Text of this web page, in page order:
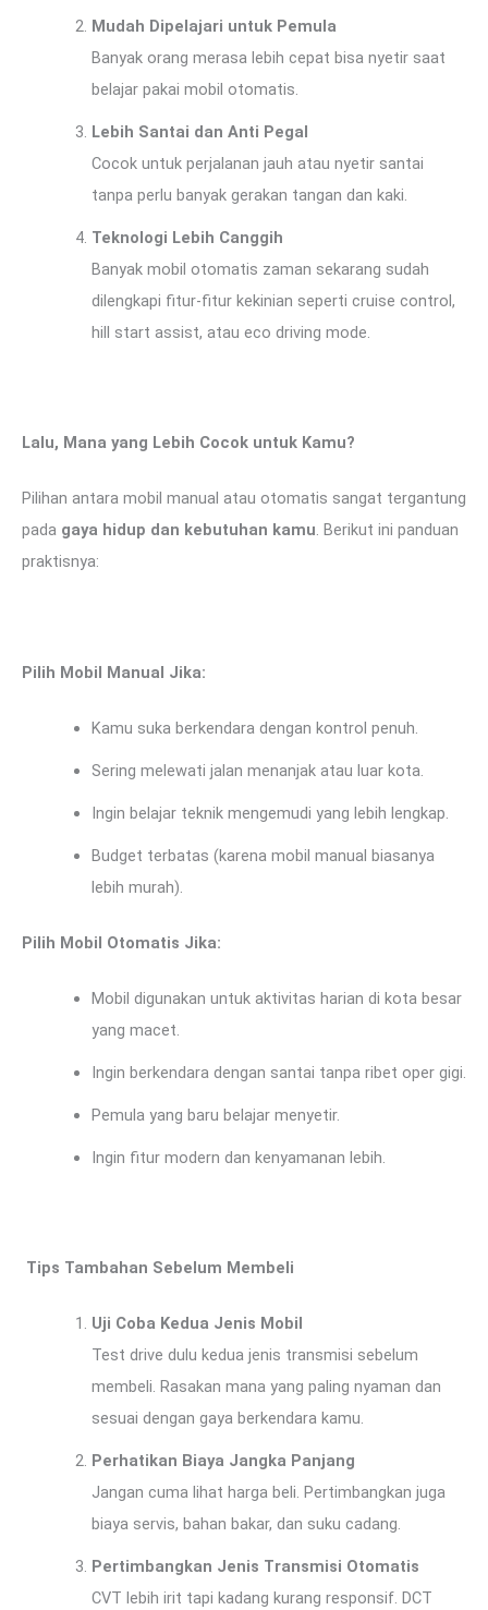
Mudah Dipelajari untuk Pemula
Banyak orang merasa lebih cepat bisa nyetir saat
belajar pakai mobil otomatis.
Lebih Santai dan Anti Pegal
Cocok untuk perjalanan jauh atau nyetir santai
tanpa perlu banyak gerakan tangan dan kaki.
Teknologi Lebih Canggih
Banyak mobil otomatis zaman sekarang sudah
dilengkapi fitur-fitur kekinian seperti cruise control,
hill start assist, atau eco driving mode.
Lalu, Mana yang Lebih Cocok untuk Kamu?
Pilihan antara mobil manual atau otomatis sangat tergantung
pada gaya hidup dan kebutuhan kamu. Berikut ini panduan
praktisnya:
Pilih Mobil Manual Jika:
Kamu suka berkendara dengan kontrol penuh.
Sering melewati jalan menanjak atau luar kota.
Ingin belajar teknik mengemudi yang lebih lengkap.
Budget terbatas (karena mobil manual biasanya
lebih murah).
Pilih Mobil Otomatis Jika:
Mobil digunakan untuk aktivitas harian di kota besar
yang macet.
Ingin berkendara dengan santai tanpa ribet oper gigi.
Pemula yang baru belajar menyetir.
Ingin fitur modern dan kenyamanan lebih.
Tips Tambahan Sebelum Membeli
Uji Coba Kedua Jenis Mobil
Test drive dulu kedua jenis transmisi sebelum
membeli. Rasakan mana yang paling nyaman dan
sesuai dengan gaya berkendara kamu.
Perhatikan Biaya Jangka Panjang
Jangan cuma lihat harga beli. Pertimbangkan juga
biaya servis, bahan bakar, dan suku cadang.
Pertimbangkan Jenis Transmisi Otomatis
CVT lebih irit tapi kadang kurang responsif. DCT